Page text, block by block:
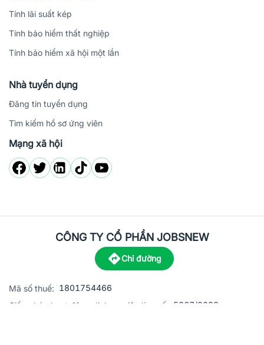
Tính lãi suất kép
Tính bảo hiểm thất nghiệp
Tính bảo hiểm xã hội một lần
Nhà tuyển dụng
Đăng tin tuyển dụng
Tìm kiếm hồ sơ ứng viên
Mạng xã hội
CÔNG TY CỔ PHẦN JOBSNEW
Chỉ đường
Mã số thuế: 1801754466
Giấy phép hoạt động dịch vụ việc làm số:
5867/2023